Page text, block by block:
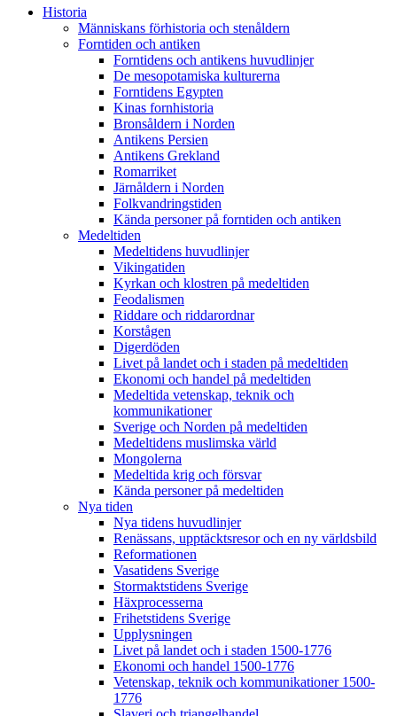
Historia
Människans förhistoria och stenåldern
Forntiden och antiken
Forntidens och antikens huvudlinjer
De mesopotamiska kulturerna
Forntidens Egypten
Kinas fornhistoria
Bronsåldern i Norden
Antikens Persien
Antikens Grekland
Romarriket
Järnåldern i Norden
Folkvandringstiden
Kända personer på forntiden och antiken
Medeltiden
Medeltidens huvudlinjer
Vikingatiden
Kyrkan och klostren på medeltiden
Feodalismen
Riddare och riddarordnar
Korstågen
Digerdöden
Livet på landet och i staden på medeltiden
Ekonomi och handel på medeltiden
Medeltida vetenskap, teknik och
kommunikationer
Sverige och Norden på medeltiden
Medeltidens muslimska värld
Mongolerna
Medeltida krig och försvar
Kända personer på medeltiden
Nya tiden
Nya tidens huvudlinjer
Renässans, upptäcktsresor och en ny världsbild
Reformationen
Vasatidens Sverige
Stormaktstidens Sverige
Häxprocesserna
Frihetstidens Sverige
Upplysningen
Livet på landet och i staden 1500-1776
Ekonomi och handel 1500-1776
Vetenskap, teknik och kommunikationer 1500-
1776